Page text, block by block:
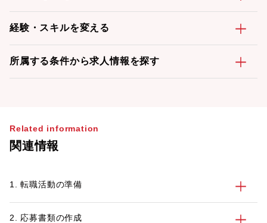
経験・スキルを変える
所属する条件から求人情報を探す
Related information
関連情報
1. 転職活動の準備
2. 応募書類の作成